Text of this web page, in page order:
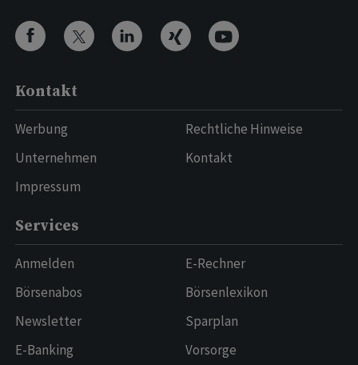
Kontakt
Werbung
Unternehmen
Impressum
Rechtliche Hinweise
Kontakt
Services
Anmelden
Börsenabos
Newsletter
E-Banking
E-Rechner
Börsenlexikon
Sparplan
Vorsorge